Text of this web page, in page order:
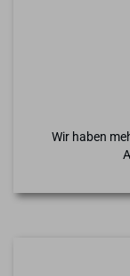
Wir haben